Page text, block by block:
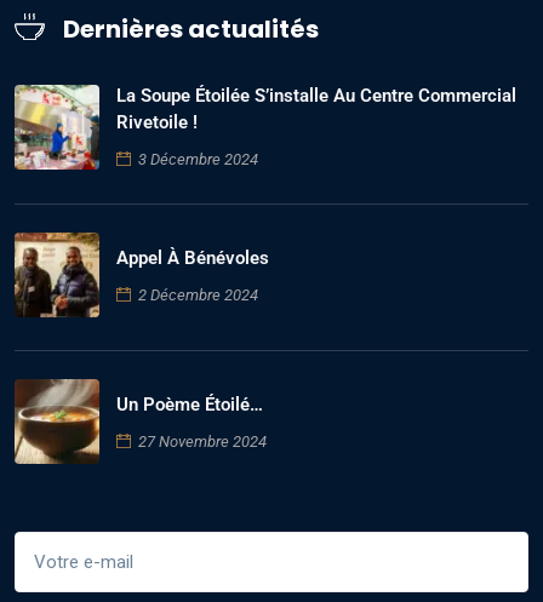
Dernières actualités
La Soupe Étoilée S’installe Au Centre Commercial
Rivetoile !
3 Décembre 2024
Appel À Bénévoles
2 Décembre 2024
Un Poème Étoilé…
27 Novembre 2024